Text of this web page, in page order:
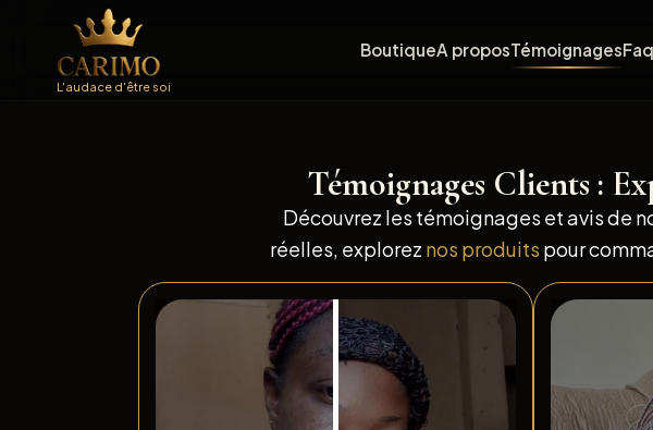
L'audace d'être soi
BoutiqueA proposTémoignagesFaq
Témoignages Clients :
Découvrez les témoignages et avis de
réelles, explorez nos produits pour